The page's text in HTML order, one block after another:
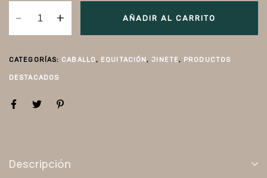
AÑADIR AL CARRITO
CATEGORÍAS: CABALLO, EQUITACIÓN,JINETE, PRODUCTOS
DESTACADOS
Descripción